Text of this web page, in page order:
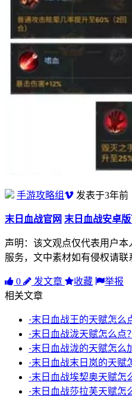
手游攻略组 发表于3年前
末日血战官网 末日血战安卓
声明：该文观点仅代表用户
服务，文中素材如有侵权请联
0 发文章 收藏
举报
相关文章
·末日血战王的天赋怎么
·末日血战泷天赋怎么点？
·末日血战泷的天赋怎么
·末日血战末日岚的天赋
·末日血战埃契奥天赋怎
·末日血战莎拉芙天赋怎